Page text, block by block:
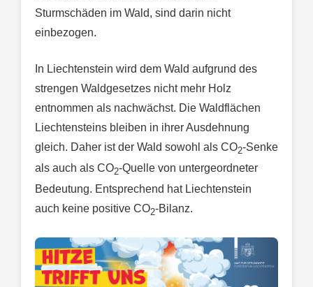
Sturmschäden im Wald, sind darin nicht
einbezogen.
In Liechtenstein wird dem Wald aufgrund des
strengen Waldgesetzes nicht mehr Holz
entnommen als nachwächst. Die Waldflächen
Liechtensteins bleiben in ihrer Ausdehnung
gleich. Daher ist der Wald sowohl als CO2-Senke
als auch als CO2-Quelle von untergeordneter
Bedeutung. Entsprechend hat Liechtenstein
auch keine positive CO2-Bilanz.